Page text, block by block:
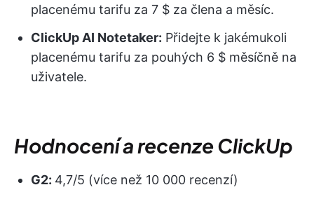
placenému tarifu za 7 $ za člena a měsíc.
ClickUp AI Notetaker: Přidejte k jakémukoli
placenému tarifu za pouhých 6 $ měsíčně na
uživatele.
Hodnocení a recenze ClickUp
G2: 4,7/5 (více než 10 000 recenzí)